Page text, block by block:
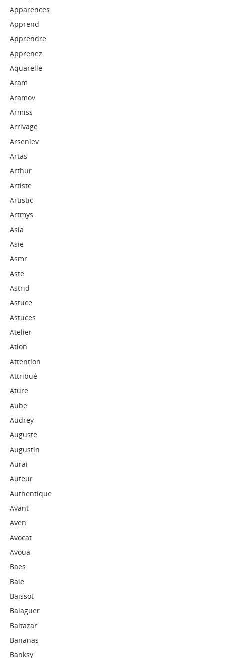
Apparences
Apprend
Apprendre
Apprenez
Aquarelle
Aram
Aramov
Armiss
Arrivage
Arseniev
Artas
Arthur
Artiste
Artistic
Artmys
Asia
Asie
Asmr
Aste
Astrid
Astuce
Astuces
Atelier
Ation
Attention
Attribué
Ature
Aube
Audrey
Auguste
Augustin
Aurai
Auteur
Authentique
Avant
Aven
Avocat
Avoua
Baes
Baie
Baissot
Balaguer
Baltazar
Bananas
Banksy